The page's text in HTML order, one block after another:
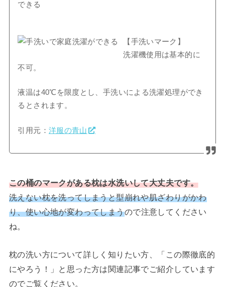
【手洗いマーク】
洗濯機使用は基本的に
不可。
液温は40℃を限度とし、手洗いによる洗濯処理ができ
るとされます。
引用元： 洋服の青山
この桶のマークがある枕は水洗いして大丈夫です。
洗えない枕を洗ってしまうと型崩れや肌ざわりがかわ
り、使い心地が変わってしまうので注意してください
ね。
枕の洗い方について詳しく知りたい方、「この際徹底的
にやろう！」と思った方は関連記事でご紹介しています
のでご覧ください。